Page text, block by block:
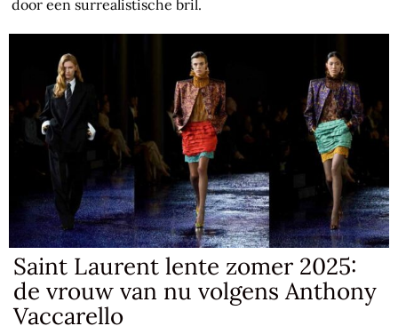
door een surrealistische bril.
Saint Laurent lente zomer 2025:
de vrouw van nu volgens Anthony
Vaccarello